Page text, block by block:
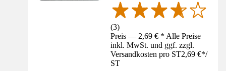
(3)
Preis — 2,69 € * Alle Preise
inkl. MwSt. und ggf. zzgl.
Versandkosten pro ST2,69 €*/
ST